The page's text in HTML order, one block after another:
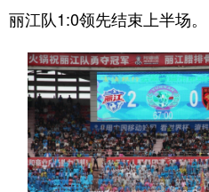
丽江队1:0领先结束上半场。